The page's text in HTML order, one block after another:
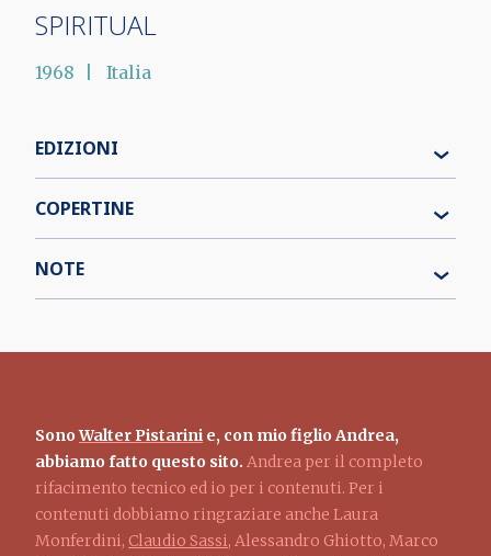
SPIRITUAL
1968 Italia
EDIZIONI
COPERTINE
NOTE
SonoWalter Pistarini e, con mio figlio Andrea,
abbiamo fatto questo sito. Andrea per il completo
rifacimento tecnico ed io per i contenuti. Per i
contenuti dobbiamo ringraziare anche Laura
Monferdini, Claudio Sassi, Alessandro Ghiotto, Marco